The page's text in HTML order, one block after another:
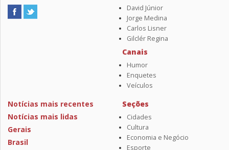
David Júnior
Jorge Medina
Carlos Lisner
Gilclér Regina
Canais
Humor
Enquetes
Veículos
Notícias mais recentes
Notícias mais lidas
Gerais
Brasil
Seções
Cidades
Cultura
Economia e Negócio
Esporte